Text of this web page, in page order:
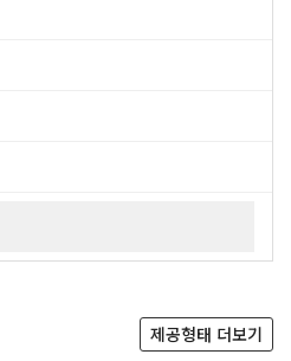
제공형태 더보기